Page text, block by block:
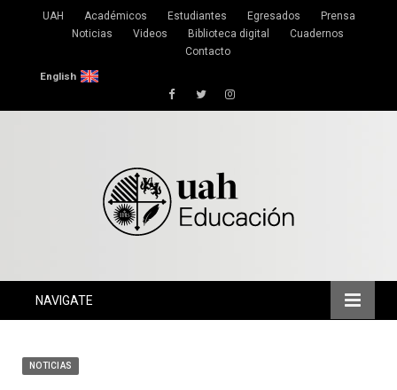
UAH Académicos Estudiantes Egresados
Prensa
Noticias
Videos Biblioteca digital
Cuadernos
Contacto
English
FacebookTwitterInstagram
NAVIGATE
NOTICIAS